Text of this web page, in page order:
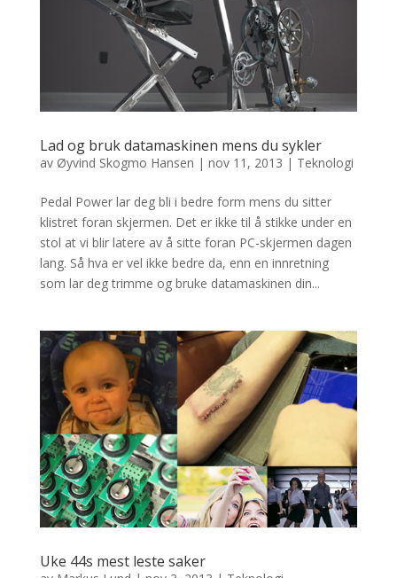
Lad og bruk datamaskinen mens du sykler
av Øyvind Skogmo Hansen | nov 11, 2013 | Teknologi
Pedal Power lar deg bli i bedre form mens du sitter
klistret foran skjermen. Det er ikke til å stikke under en
stol at vi blir latere av å sitte foran PC-skjermen dagen
lang. Så hva er vel ikke bedre da, enn en innretning
som lar deg trimme og bruke datamaskinen din...
Uke 44s mest leste saker